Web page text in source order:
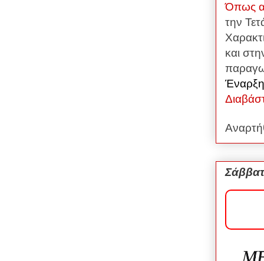
Όπως
την
και